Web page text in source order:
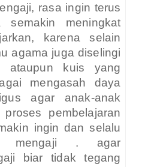
rasa ingin terus
semakin meningkat
karena selain
agama juga diselingi
ataupun kuis yang
mengasah daya
agar anak-anak
pembelajaran
ingin dan selalu
mengaji . agar
biar tidak tegang